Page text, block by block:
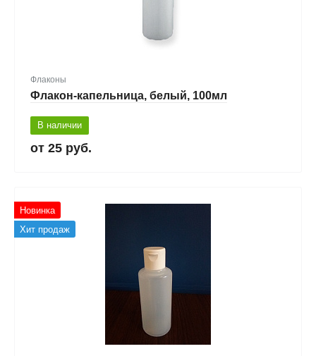
Флаконы
Флакон-капельница, белый, 100мл
В наличии
25 руб.
Новинка
Хит продаж